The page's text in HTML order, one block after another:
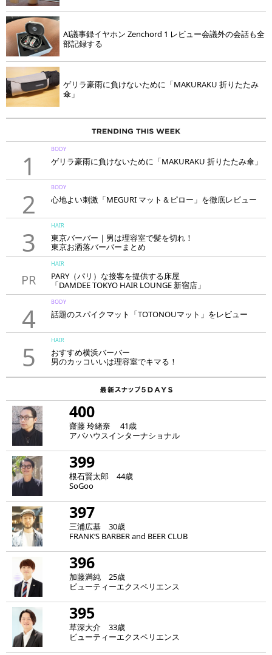
AI議事録イヤホン Zenchord 1 レビュー会議外の会話も全
部記録する
ゲリラ豪雨に負けないために「MAKURAKU 折りたたみ
傘」
1
BODY
ゲリラ豪雨に負けないために「MAKURAKU 折りたたみ傘」
2
BODY
心地よい刺激「MEGURI マット＆ピロー」を徹底レビュー
3
HAIR
東京バーバー｜男は理容室で髪を切れ！
東京お洒落バーバーまとめ
PR
HAIR
PARY（パリ）な接客を提供する床屋
「DAMDEE TOKYO HAIR LOUNGE 新宿店」
4
BODY
話題のスパイクマット「TOTONOUマット」をレビュー
5
HAIR
おすすめ横浜バーバー
男のカッコいいは理容室でキマる！
400
齋藤 玲緒奈 41歳
アバハウスインターナショナル
399
根石賢太郎 44歳
SoGoo
397
三浦広基 30歳
FRANK‘S BARBER and BEER CLUB
396
加藤満純 25歳
ビューティーエクスペリエンス
395
草深大介 33歳
ビューティーエクスペリエンス